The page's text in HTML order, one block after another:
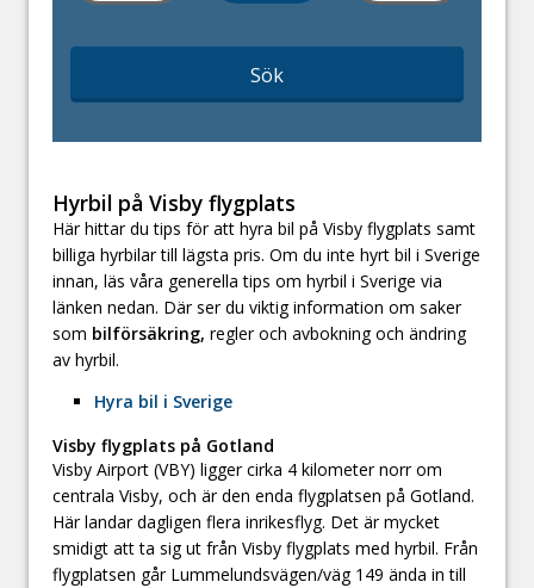
Sök
Hyrbil på Visby flygplats
Här hittar du tips för att hyra bil på Visby flygplats samt
billiga hyrbilar till lägsta pris. Om du inte hyrt bil i Sverige
innan, läs våra generella tips om hyrbil i Sverige via
länken nedan. Där ser du viktig information om saker
som bilförsäkring, regler och avbokning och ändring
av hyrbil.
Hyra bil i Sverige
Visby flygplats på Gotland
Visby Airport (VBY) ligger cirka 4 kilometer norr om
centrala Visby, och är den enda flygplatsen på Gotland.
Här landar dagligen flera inrikesflyg. Det är mycket
smidigt att ta sig ut från Visby flygplats med hyrbil. Från
flygplatsen går Lummelundsvägen/väg 149 ända in till